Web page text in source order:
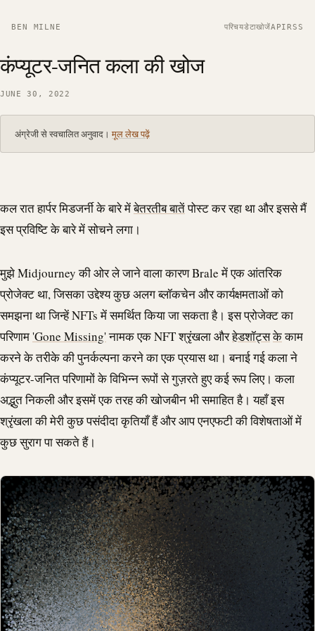
BEN MILNE परिचयडेटाखोजेंAPIRSS
कंप्यूटर-जनित कला की खोज
JUNE 30, 2022
अंग्रेजी से स्वचालित अनुवाद।मूल लेख पढ़ें
कल रात हार्पर मिडजर्नी के बारे मेंबेतरतीब बातेंपोस्ट कर रहा था और इससे मैं
इस प्रविष्टि के बारे में सोचने लगा।
मुझे Midjourney की ओर ले जाने वाला कारणBraleमें एक आंतरिक
प्रोजेक्ट था, जिसका उद्देश्य कुछ अलग ब्लॉकचेन और कार्यक्षमताओं को
समझना था जिन्हें NFTs में समर्थित किया जा सकता है। इस प्रोजेक्ट का
परिणाम 'Gone Missing'नामक एक NFT श्रृंखला औरहेडशॉट्सकेकाम
करने के तरीके की पुनर्कल्पना करने का एक प्रयास था। बनाई गई कला ने
कंप्यूटर-जनित परिणामों के विभिन्न रूपों से गुज़रते हुए कई रूप लिए। कला
अद्भुत निकली और इसमें एक तरह की खोजबीन भी समाहित है। यहाँ इस
श्रृंखला की मेरी कुछ पसंदीदा कृतियाँ हैं और आप एनएफटी की विशेषताओं में
कुछ सुराग पा सकते हैं।